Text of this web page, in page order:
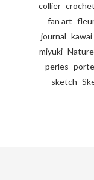
collier crochet
fan art
journal kawai
miyuki Nature
perles
sketch